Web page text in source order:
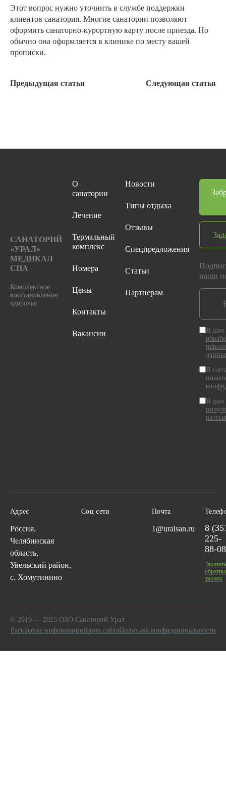
Этот вопрос нужно уточнить в службе поддержки
клиентов санатория. Многие санатории позволяют
оформить санаторно-курортную карту после приезда. Но
обычно она оформляется в клинике по месту вашей
прописки.
Предыдущая статья Следующая статья
САНАТОРИЙ
«УРАЛ»
МЕДИКАЛ
СПА
Комплексное
восстановление
здоровья
О
санатории
Лечение
Термальный
комплекс
Номера
Цены
Контакты
Вакансии
Новости
Типы отдыха
Отзывы
Спецпредложения
Статьи
Партнерам
наши
Я даю
Я
Я даю
Адрес
Россия,
Челябинская
область,
Увельский район,
с. Хомутинино
Соц сети Почта
1@uralsan.ru
8
225-
88-08
Заказать
звонок
© 2019 — 2025 ОАО Санаторий Урал
Раскрытие информации Карта сайта Политика конфиденциальности